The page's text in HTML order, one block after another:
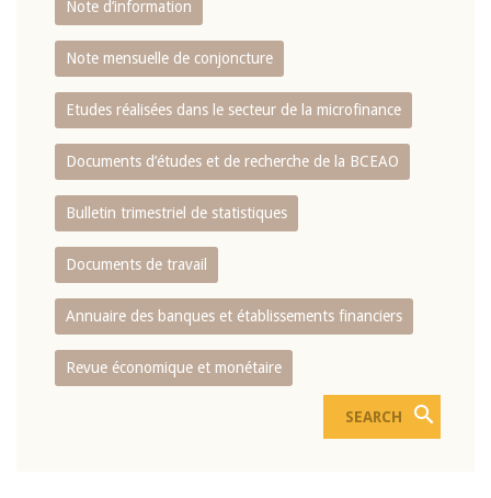
Note d’information
Note mensuelle de conjoncture
Etudes réalisées dans le secteur de la microfinance
Documents d’études et de recherche de la BCEAO
Bulletin trimestriel de statistiques
Documents de travail
Annuaire des banques et établissements financiers
Revue économique et monétaire